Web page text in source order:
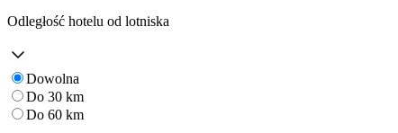
Odległość hotelu od lotniska
Dowolna
Do 30 km
Do 60 km